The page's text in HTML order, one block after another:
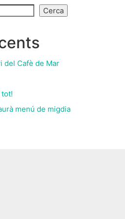
Cerca
del Cafè de Mar
menú de migdia